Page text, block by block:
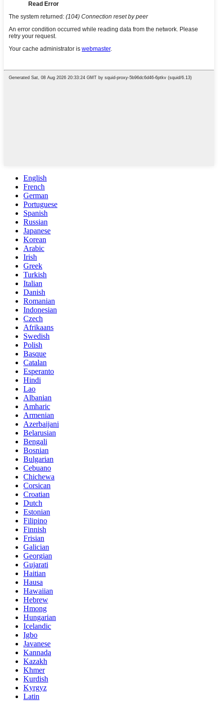
English
French
German
Portuguese
Spanish
Russian
Japanese
Korean
Arabic
Irish
Greek
Turkish
Italian
Danish
Romanian
Indonesian
Czech
Afrikaans
Swedish
Polish
Basque
Catalan
Esperanto
Hindi
Lao
Albanian
Amharic
Armenian
Azerbaijani
Belarusian
Bengali
Bosnian
Bulgarian
Cebuano
Chichewa
Corsican
Croatian
Dutch
Estonian
Filipino
Finnish
Frisian
Galician
Georgian
Gujarati
Haitian
Hausa
Hawaiian
Hebrew
Hmong
Hungarian
Icelandic
Igbo
Javanese
Kannada
Kazakh
Khmer
Kurdish
Kyrgyz
Latin